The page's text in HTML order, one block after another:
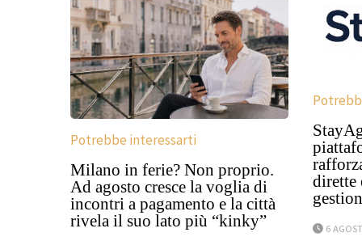
Potrebbe interessarti
Milano in ferie? Non proprio.
Ad agosto cresce la voglia di
incontri a pagamento e la città
rivela il suo lato più “kinky”
dirette
6